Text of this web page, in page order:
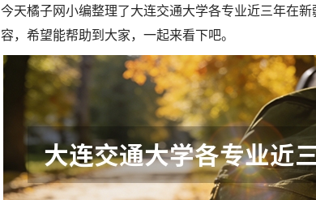
今天橘子网小编整理了大连交通大学各专业近三年在
容，希望能帮助到大家，一起来看下吧。